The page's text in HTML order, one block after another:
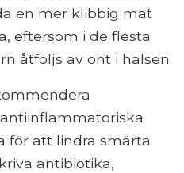
en mer klibbig mat
eftersom i de flesta
åtföljs av ont i halsen
för att lindra smärta
antibiotika,